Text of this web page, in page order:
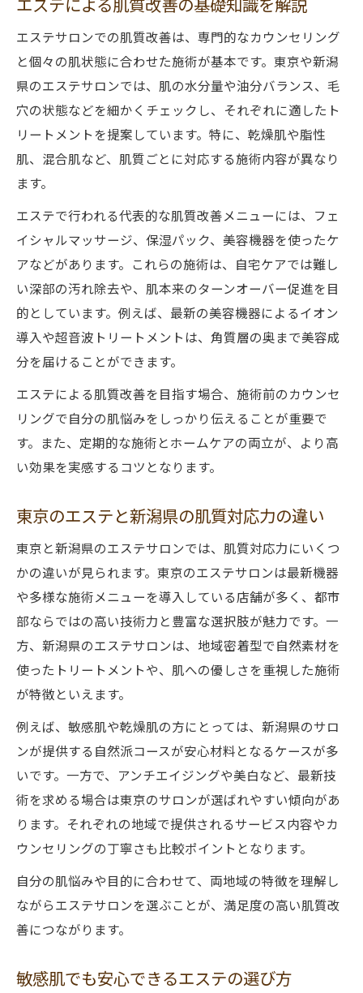
エステサロンでの肌質改善は、専門的なカウンセリング
と個々の肌状態に合わせた施術が基本です。東京や新潟
県のエステサロンでは、肌の水分量や油分バランス、毛
穴の状態などを細かくチェックし、それぞれに適したト
リートメントを提案しています。特に、乾燥肌や脂性
肌、混合肌など、肌質ごとに対応する施術内容が異なり
ます。
エステで行われる代表的な肌質改善メニューには、フェ
イシャルマッサージ、保湿パック、美容機器を使ったケ
アなどがあります。これらの施術は、自宅ケアでは難し
い深部の汚れ除去や、肌本来のターンオーバー促進を目
的としています。例えば、最新の美容機器によるイオン
導入や超音波トリートメントは、角質層の奥まで美容成
分を届けることができます。
エステによる肌質改善を目指す場合、施術前のカウンセ
リングで自分の肌悩みをしっかり伝えることが重要で
す。また、定期的な施術とホームケアの両立が、より高
い効果を実感するコツとなります。
東京のエステと新潟県の肌質対応力の違い
東京と新潟県のエステサロンでは、肌質対応力にいくつ
かの違いが見られます。東京のエステサロンは最新機器
や多様な施術メニューを導入している店舗が多く、都市
部ならではの高い技術力と豊富な選択肢が魅力です。一
方、新潟県のエステサロンは、地域密着型で自然素材を
使ったトリートメントや、肌への優しさを重視した施術
が特徴といえます。
例えば、敏感肌や乾燥肌の方にとっては、新潟県のサロ
ンが提供する自然派コースが安心材料となるケースが多
いです。一方で、アンチエイジングや美白など、最新技
術を求める場合は東京のサロンが選ばれやすい傾向があ
ります。それぞれの地域で提供されるサービス内容やカ
ウンセリングの丁寧さも比較ポイントとなります。
自分の肌悩みや目的に合わせて、両地域の特徴を理解し
ながらエステサロンを選ぶことが、満足度の高い肌質改
善につながります。
敏感肌でも安心できるエステの選び方